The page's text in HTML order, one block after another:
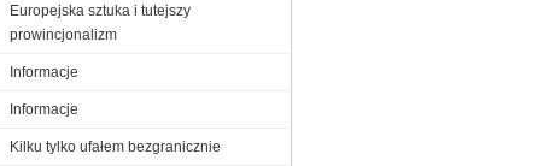
Europejska sztuka i tutejszy
prowincjonalizm
Informacje
Informacje
Kilku tylko ufałem bezgranicznie